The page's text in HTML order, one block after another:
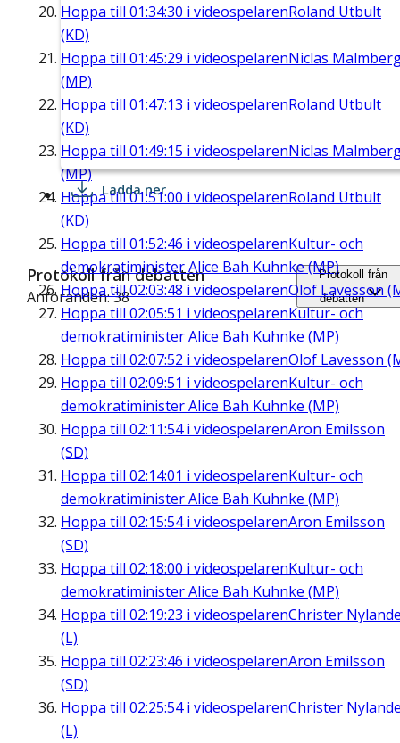
Hoppa till 01:34:30 i videospelarenRoland Utbult
(KD)
Hoppa till 01:45:29 i videospelarenNiclas
(MP)
Hoppa till 01:47:13 i videospelarenRoland Utbult
(KD)
Hoppa till 01:49:15 i videospelarenNiclas
(MP)
Hoppa till01:51:00 i videospelarenRoland Utbult
(KD)
Hoppa till 01:52:46 i videospelarenKultur- och
demokratiminister Alice Bah Kuhnke (MP)
Hoppa till02:03:48 i videospelarenOlof Lavesson
Hoppa till 02:05:51 i videospelarenKultur- och
demokratiminister Alice Bah Kuhnke (MP)
Hoppa till 02:07:52 i videospelarenOlof Lavesson
Hoppa till 02:09:51 i videospelarenKultur- och
demokratiminister Alice Bah Kuhnke (MP)
Hoppa till 02:11:54i videospelarenAron Emilsson
(SD)
Hoppa till 02:14:01 i videospelarenKultur- och
demokratiminister Alice Bah Kuhnke (MP)
Hoppa till 02:15:54i videospelarenAron Emilsson
(SD)
Hoppa till 02:18:00 i videospelarenKultur- och
demokratiminister Alice Bah Kuhnke (MP)
Hoppa till 02:19:23 i videospelarenChrister
(L)
Hoppa till 02:23:46 i videospelarenAron Emilsson
(SD)
Hoppa till 02:25:54i videospelarenChrister
(L)
Ladda ner
Protokoll från debatten
Anföranden: 38
Protokoll från
debatten